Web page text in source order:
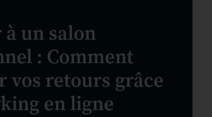
un salon
: Comment
vos retours grâce
en ligne